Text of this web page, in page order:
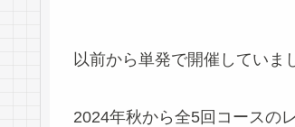
以前から単発で開催していま
2024年秋から全5回コースの